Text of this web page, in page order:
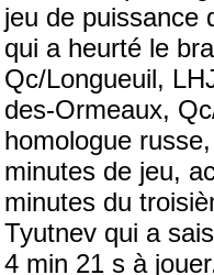
jeu de puissance
qui a heurté le
Qc/Longueuil,
des-Ormeaux,
homologue
minutes de jeu,
minutes du
Tyutnev qui a
4 min 21 s à